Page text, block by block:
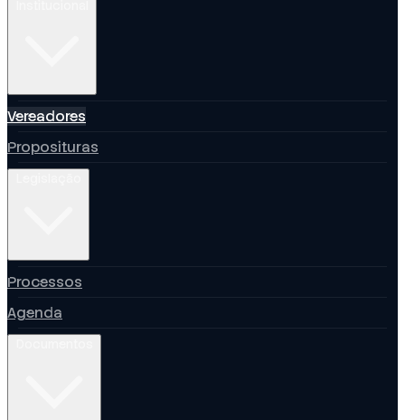
Vereadores
Proposituras
Processos
Agenda